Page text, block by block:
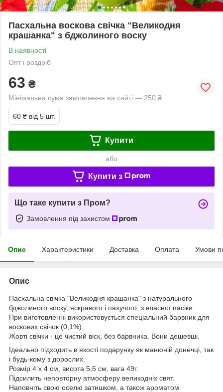
Пасхальна воскова свічка "Великодня
крашанка" з бджолиного воску
В наявності
Опт і роздріб
63 ₴
Мінімальна сума замовлення на сайті — 250 ₴
60 ₴ від 5 шт.
Купити
або
Купити з
Що таке купити з Пром?
Замовлення під захистом
Опис Характеристики Доставка Оплата Умови
Опис
Пасхальна свічка "Великодня крашанка" з натурального
бджолиного воску, яскравого і пахучого, з власної пасіки.
При виготовленні використовується спеціальний барвник для
воскових свічок (0,1%).
Жовті свічки - це чистий віск, без барвника. Вони дешевші.
Ідеально підходить в якості подарунку як манюній донечці, так
і будь-кому з дорослих.
Розмір 4 х 4 см, висота 5,5 см, вага 49г.
Підсилить неповторну атмосферу великодніх свят.
Наповніть свою оселю затишком, а також ароматом